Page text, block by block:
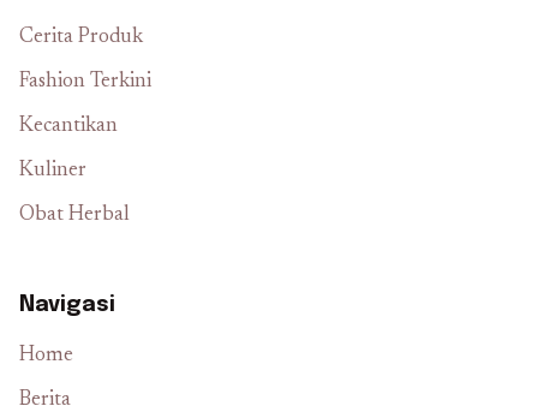
Cerita Produk
Fashion Terkini
Kecantikan
Kuliner
Obat Herbal
Navigasi
Home
Berita